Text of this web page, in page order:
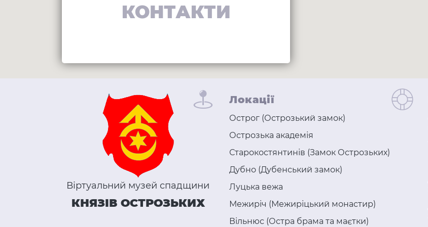
КОНТАКТИ
Віртуальний музей спадщини
КНЯЗІВ ОСТРОЗЬКИХ
Локації
Острог (Острозький замок)
Острозька академія
Старокостянтинів (Замок Острозьких)
Дубно (Дубенський замок)
Луцька вежа
Межиріч (Межиріцький монастир)
Вільнюс (Остра брама та маєтки)